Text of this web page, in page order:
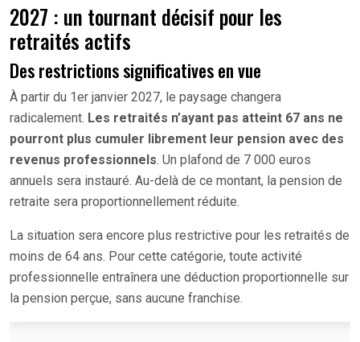
2027 : un tournant décisif pour les
retraités actifs
Des restrictions significatives en vue
À partir du 1er janvier 2027, le paysage changera
radicalement. Les retraités n’ayant pas atteint 67 ans ne
pourront plus cumuler librement leur pension avec des
revenus professionnels. Un plafond de 7 000 euros
annuels sera instauré. Au-delà de ce montant, la pension de
retraite sera proportionnellement réduite.
La situation sera encore plus restrictive pour les retraités de
moins de 64 ans. Pour cette catégorie, toute activité
professionnelle entraînera une déduction proportionnelle sur
la pension perçue, sans aucune franchise.